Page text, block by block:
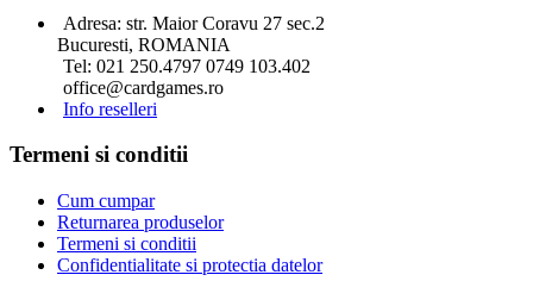
Adresa: str. Maior Coravu 27 sec.2
Bucuresti, ROMANIA
Tel: 021 250.4797 0749 103.402
office@cardgames.ro
Info reselleri
Termeni si conditii
Cum cumpar
Returnarea produselor
Termeni si conditii
Confidentialitate si protectia datelor